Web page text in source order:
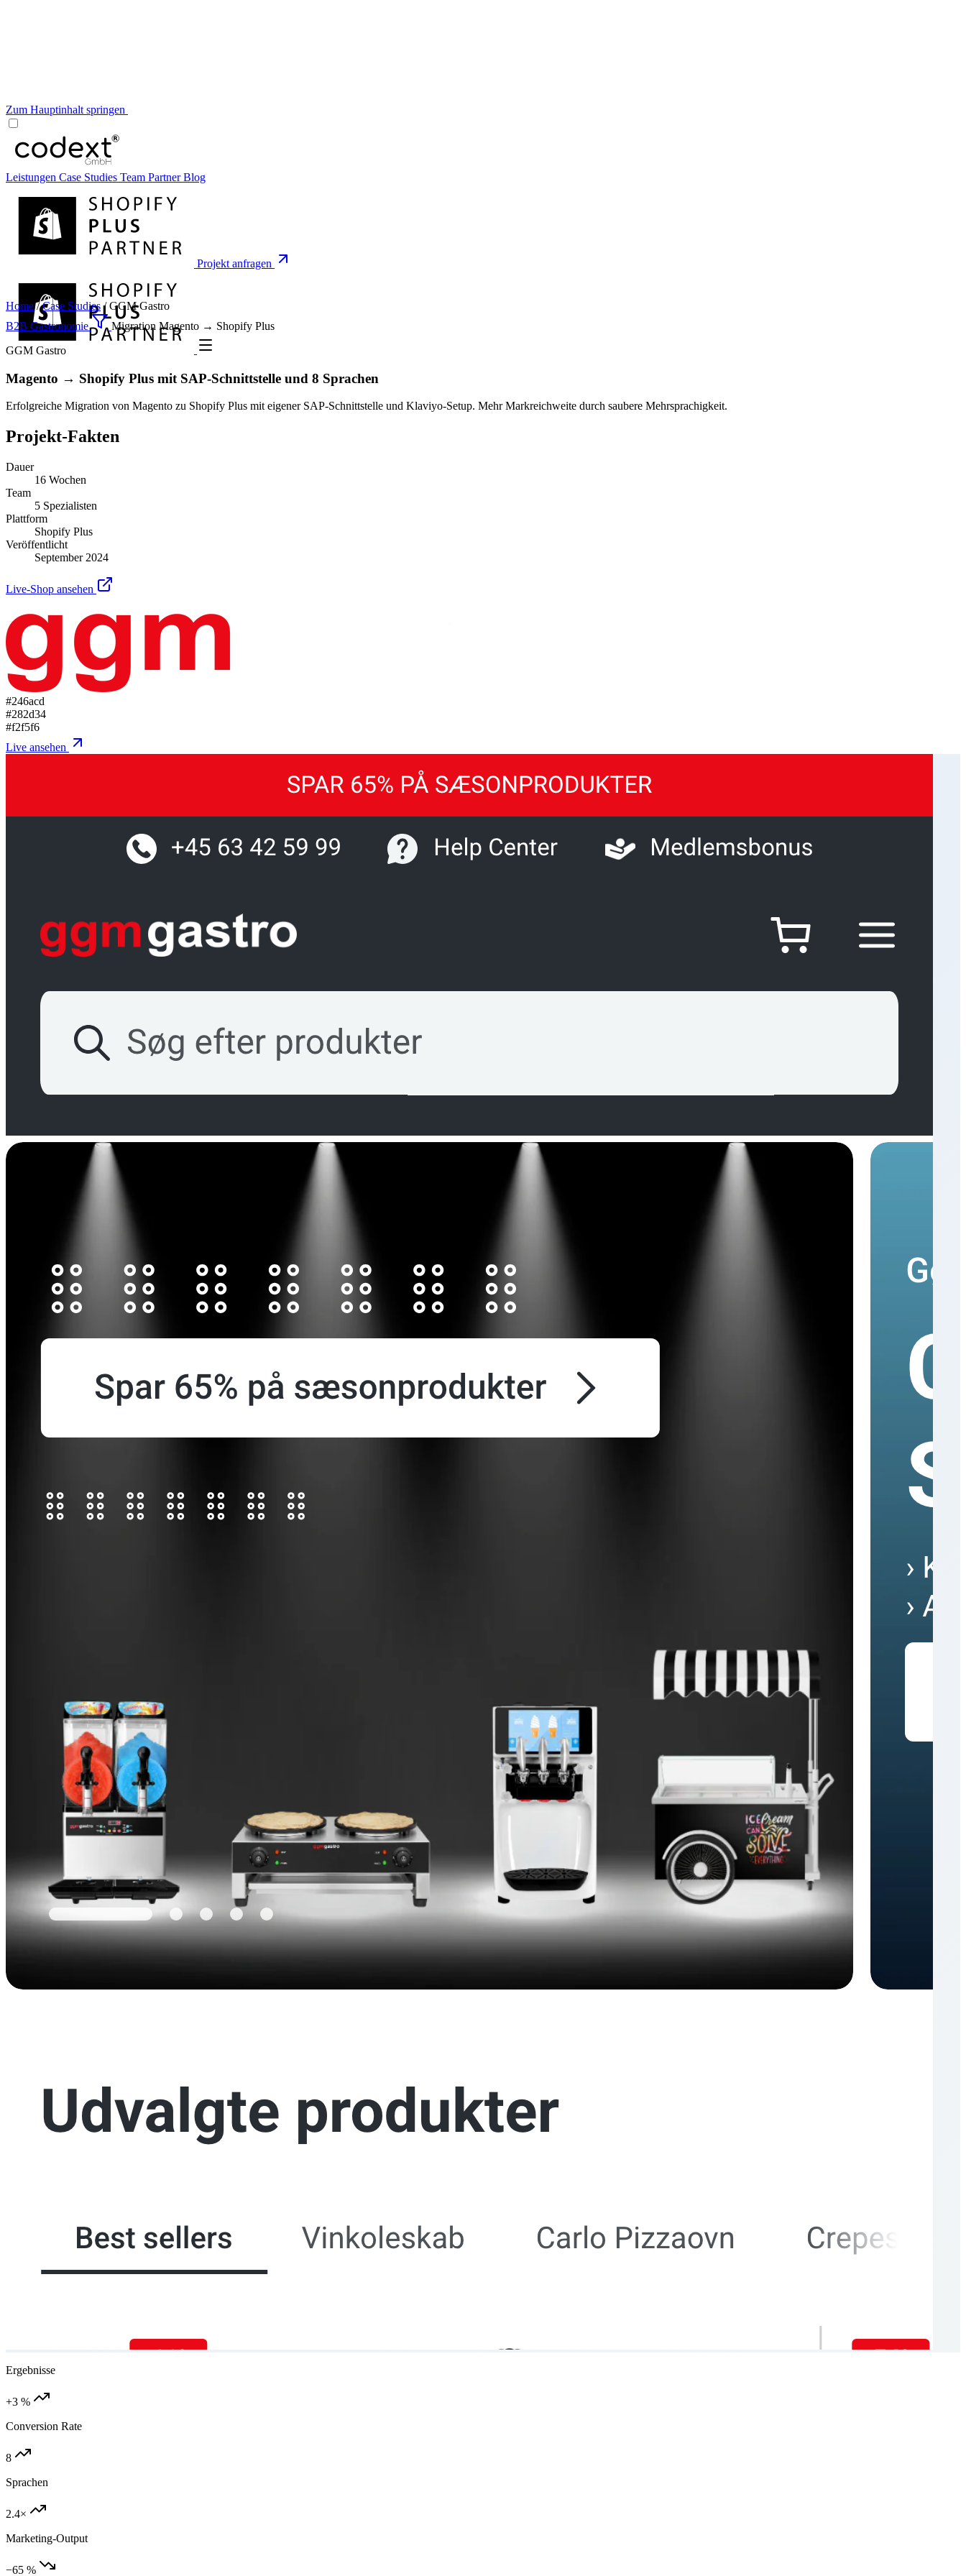
Zum Hauptinhalt springen
Leistungen Case Studies Team PartnerBlog
Projekt anfragen
Home / Case Studies / GGM Gastro
B2B Gastronomie
Migration Magento → Shopify Plus
GGM Gastro
Magento → Shopify Plus mit SAP-Schnittstelle und 8 Sprachen
Erfolgreiche Migration von Magento zu Shopify Plus mit eigener SAP-Schnittstelle und Klaviyo-Setup. Mehr Markreichweite durch saubere Mehrsprachigkeit.
Projekt-Fakten
Dauer
16 Wochen
Team
5 Spezialisten
Plattform
Shopify Plus
Veröffentlicht
September 2024
Live-Shop ansehen
#246acd
#282d34
#f2f5f6
Live ansehen
Ergebnisse
+3 %
Conversion Rate
8
Sprachen
2.4×
Marketing-Output
−65 %